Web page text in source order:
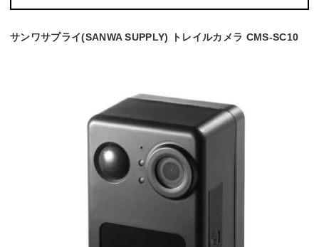
サンワサプライ(SANWA SUPPLY) トレイルカメラ CMS-SC10